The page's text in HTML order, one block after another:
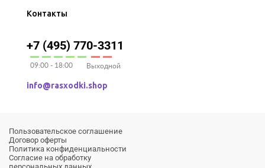
Контакты
+7 (495) 770-3311
09:00 - 18:00 Выходной
info@rasxodki.shop
Пользовательское соглашение
Договор оферты
Политика конфиденциальности
Согласие на обработку